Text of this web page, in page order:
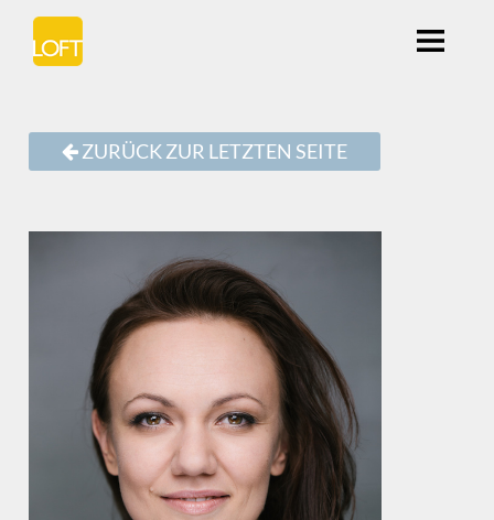
ZURÜCK ZUR LETZTEN SEITE